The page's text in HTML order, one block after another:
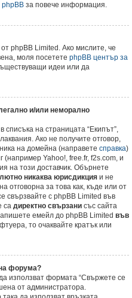
phpBB за повече информация.
phpBB Limited. Ако мислите, че
моля посетете phpBB център за
идеи или да
и/или неморално
списъка на страницата “Екипът”,
Ако не получите отговор,
на домейна (направете справка)
(например Yahoo!, free.fr, f2s.com, и
на този доставчик. Обърнете
никаква юрисдикция и не
отговорна за това как, къде или от
свързвайте с phpBB Limited във
са директно свързани със сайта
емейл до phpBB Limited във
то очаквайте кратък или
форума?
използват формата “Свържете се
от администратора.